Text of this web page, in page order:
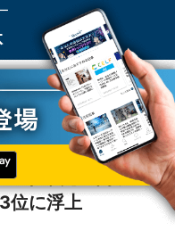
ングトップ10、SMICが3位に浮
ドリ売上高ラン
位に浮上